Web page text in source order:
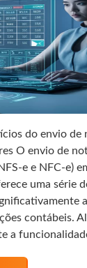
do envio de
O envio de
e e NFC-e)
uma série
contábeis.
a